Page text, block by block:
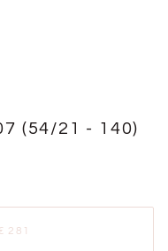
(54/21 - 140)
281